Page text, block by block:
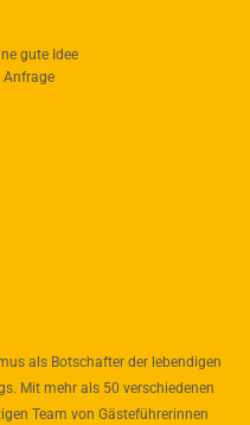
gute Idee
Anfrage
als Botschafter der lebendigen
Mit mehr als 50 verschiedenen
Team von Gästeführerinnen